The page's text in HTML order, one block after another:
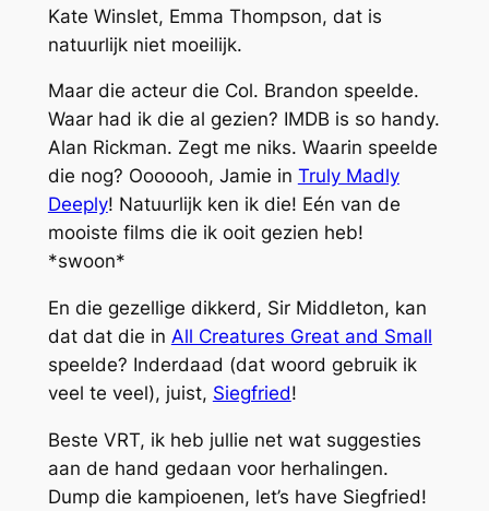
Kate Winslet, Emma Thompson, dat is
natuurlijk niet moeilijk.
Maar die acteur die Col. Brandon speelde.
Waar had ik die al gezien? IMDB is so handy.
Alan Rickman. Zegt me niks. Waarin speelde
die nog? Ooooooh, Jamie in Truly Madly
Deeply! Natuurlijk ken ik die! Eén van de
mooiste films die ik ooit gezien heb!
*swoon*
En die gezellige dikkerd, Sir Middleton, kan
dat dat die in All Creatures Great and Small
speelde? Inderdaad (dat woord gebruik ik
veel te veel), juist, Siegfried!
Beste VRT, ik heb jullie net wat suggesties
aan de hand gedaan voor herhalingen.
Dump die kampioenen, let’s have Siegfried!